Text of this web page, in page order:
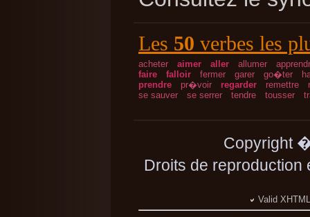
Les 50 verbes les
acheter aimer aller allumer
faire
falloir fermer garer go�ter
prendre
pr�voir regarder remettre
se sauver
se serrer tendre tousser
Copyright
Droits de
Valid